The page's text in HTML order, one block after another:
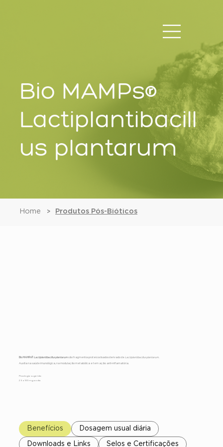
Bio MAMPs®
Lactiplantibacill
us plantarum
Home > Produtos Pós-Bióticos
Bio MAMPs® Lactiplantibacillus plantarum são fragmentos proteicos lisados derivado de Lactiplantibacillus plantarum.
Auxilia na saúde imunológica, na modulação metabólica e tem ação anti-inflamatória.
Posologia sugerida:
25 a 100 mg ao dia
Benefícios Dosagem usual diária
Downloads e Links Selos e Certificações